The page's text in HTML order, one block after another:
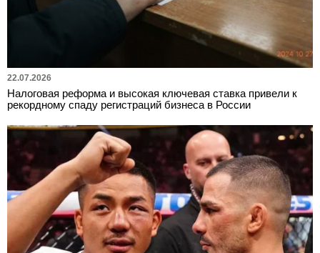
22.07.2026
Налоговая реформа и высокая ключевая ставка привели к
рекордному спаду регистраций бизнеса в России